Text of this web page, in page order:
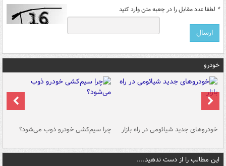
* لطفا عدد مقابل را در جعبه متن وارد کنید
خودرو
خودروهای جدید شیائومی در راه بازار چرا سیم‌کشی خودرو ذوب می‌شود؟
این مطالب را از دست ندهید....